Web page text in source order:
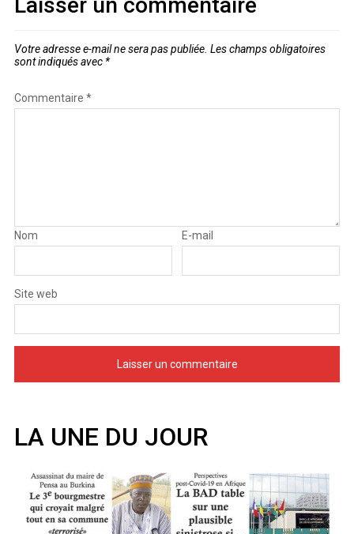
Votre adresse e-mail ne sera pas publiée. Les champs obligatoires
sont indiqués avec *
Commentaire *
Nom E-mail
Site web
LA UNE DU JOUR